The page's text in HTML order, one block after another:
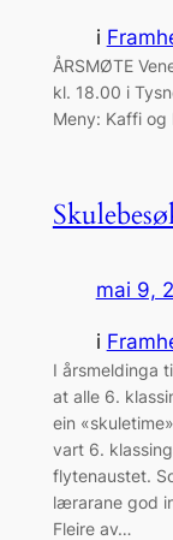
i
ÅRSMØTE
kl. 18.00 i
Meny: Kaffi og
mai 9,
i
I årsmeldinga
at alle 6.
ein
vart 6.
flytenaustet.
lærarane god
Fleire av…